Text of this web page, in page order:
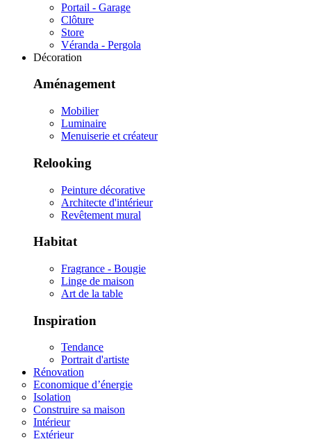
Portail - Garage
Clôture
Store
Véranda - Pergola
Décoration
Aménagement
Mobilier
Luminaire
Menuiserie et créateur
Relooking
Peinture décorative
Architecte d'intérieur
Revêtement mural
Habitat
Fragrance - Bougie
Linge de maison
Art de la table
Inspiration
Tendance
Portrait d'artiste
Rénovation
Economique d’énergie
Isolation
Construire sa maison
Intérieur
Extérieur